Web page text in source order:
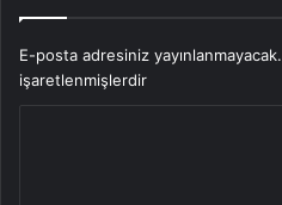
E-posta adresiniz yayınlanmayacak.
işaretlenmişlerdir